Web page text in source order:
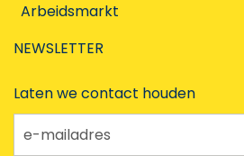
Arbeidsmarkt
NEWSLETTER
Laten we contact houden
e-mailadres